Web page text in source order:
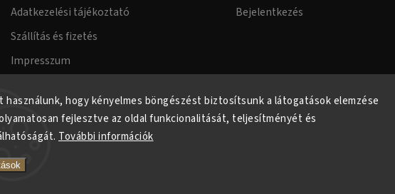
használunk, hogy kényelmes böngészést biztosítsunk a látogatások elemzése
fejlesztve az oldal funkcionalitását, teljesítményét és
További információk
Adatkezelési tájékoztató
Szállítás és fizetés
Impresszum
Bejelentkezés